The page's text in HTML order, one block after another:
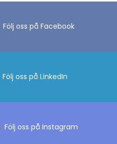
Följ oss på Facebook
Följ oss på LinkedIn
Följ oss på Instagram